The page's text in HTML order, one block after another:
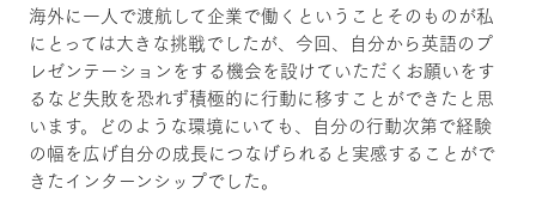
海外に一人で渡航して企業で働くということそのものが私
にとっては大きな挑戦でしたが、今回、自分から英語のプ
レゼンテーションをする機会を設けていただくお願いをす
るなど失敗を恐れず積極的に行動に移すことができたと思
います。どのような環境にいても、自分の行動次第で経験
の幅を広げ自分の成長につなげられると実感することがで
きたインターンシップでした。